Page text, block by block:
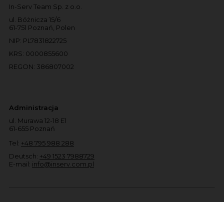
In-Serv Team Sp. z o.o.
ul. Bóżnicza 15/6
61-751 Poznań, Polen
NIP: PL7831822725
KRS: 0000855600
REGON: 386807002
Administracja
ul. Murawa 12-18 E1
61-655 Poznań
Tel: +48 795 988 288
Deutsch: +49 1523 7988729
E-mail: info@inserv.com.pl